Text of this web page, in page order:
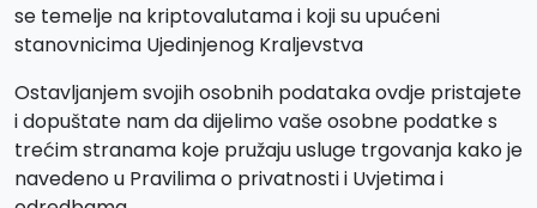
se temelje na kriptovalutama i koji su upućeni
stanovnicima Ujedinjenog Kraljevstva
Ostavljanjem svojih osobnih podataka ovdje pristajete
i dopuštate nam da dijelimo vaše osobne podatke s
trećim stranama koje pružaju usluge trgovanja kako je
navedeno u Pravilima o privatnosti i Uvjetima i